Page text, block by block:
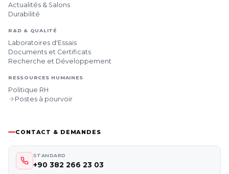
Actualités & Salons
Durabilité
R&D & QUALITÉ
Laboratoires d'Essais
Documents et Certificats
Recherche et Développement
RESSOURCES HUMAINES
Politique RH
Postes à pourvoir
CONTACT & DEMANDES
STANDARD
+90 382 266 23 03